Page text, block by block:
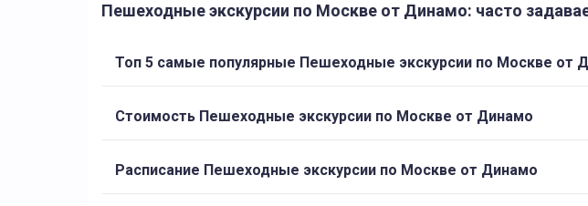
Пешеходные экскурсии по Москве от Динамо: часто
Топ 5 самые популярные Пешеходные экскурсии по Москве от
Стоимость Пешеходные экскурсии по Москве от Динамо
Расписание Пешеходные экскурсии по Москве от Динамо